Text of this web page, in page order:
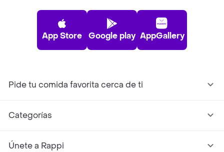
App Store Google play AppGallery
Pide tu comida favorita cerca de ti
Categorías
Únete a Rappi